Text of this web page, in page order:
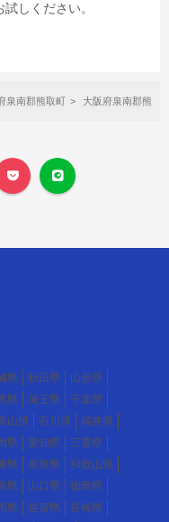
しください。
泉南郡熊取町 大阪府泉南郡熊取
県 秋田県
山形県
県 埼玉県
千葉県
山県 石川県
福井県
県 愛知県
三重県
県 奈良県
和歌山県
県 山口県
徳島県
県 佐賀県 長崎県